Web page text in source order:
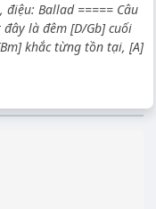
điệu: Ballad ===== Câu
là đêm [D/Gb] cuối
khắc từng tồn tại, [A]